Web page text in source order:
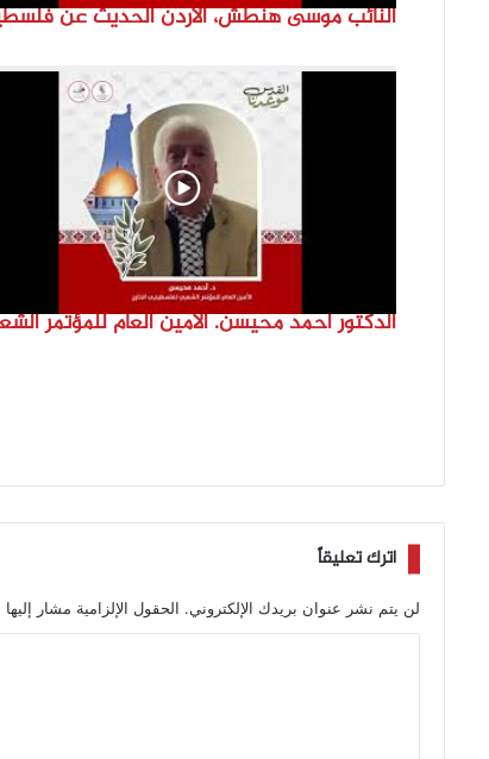
اترك تعليقاً
لن يتم نشر عنوان بريدك الإلكتروني. الحقول الإلزامية مشار إليها